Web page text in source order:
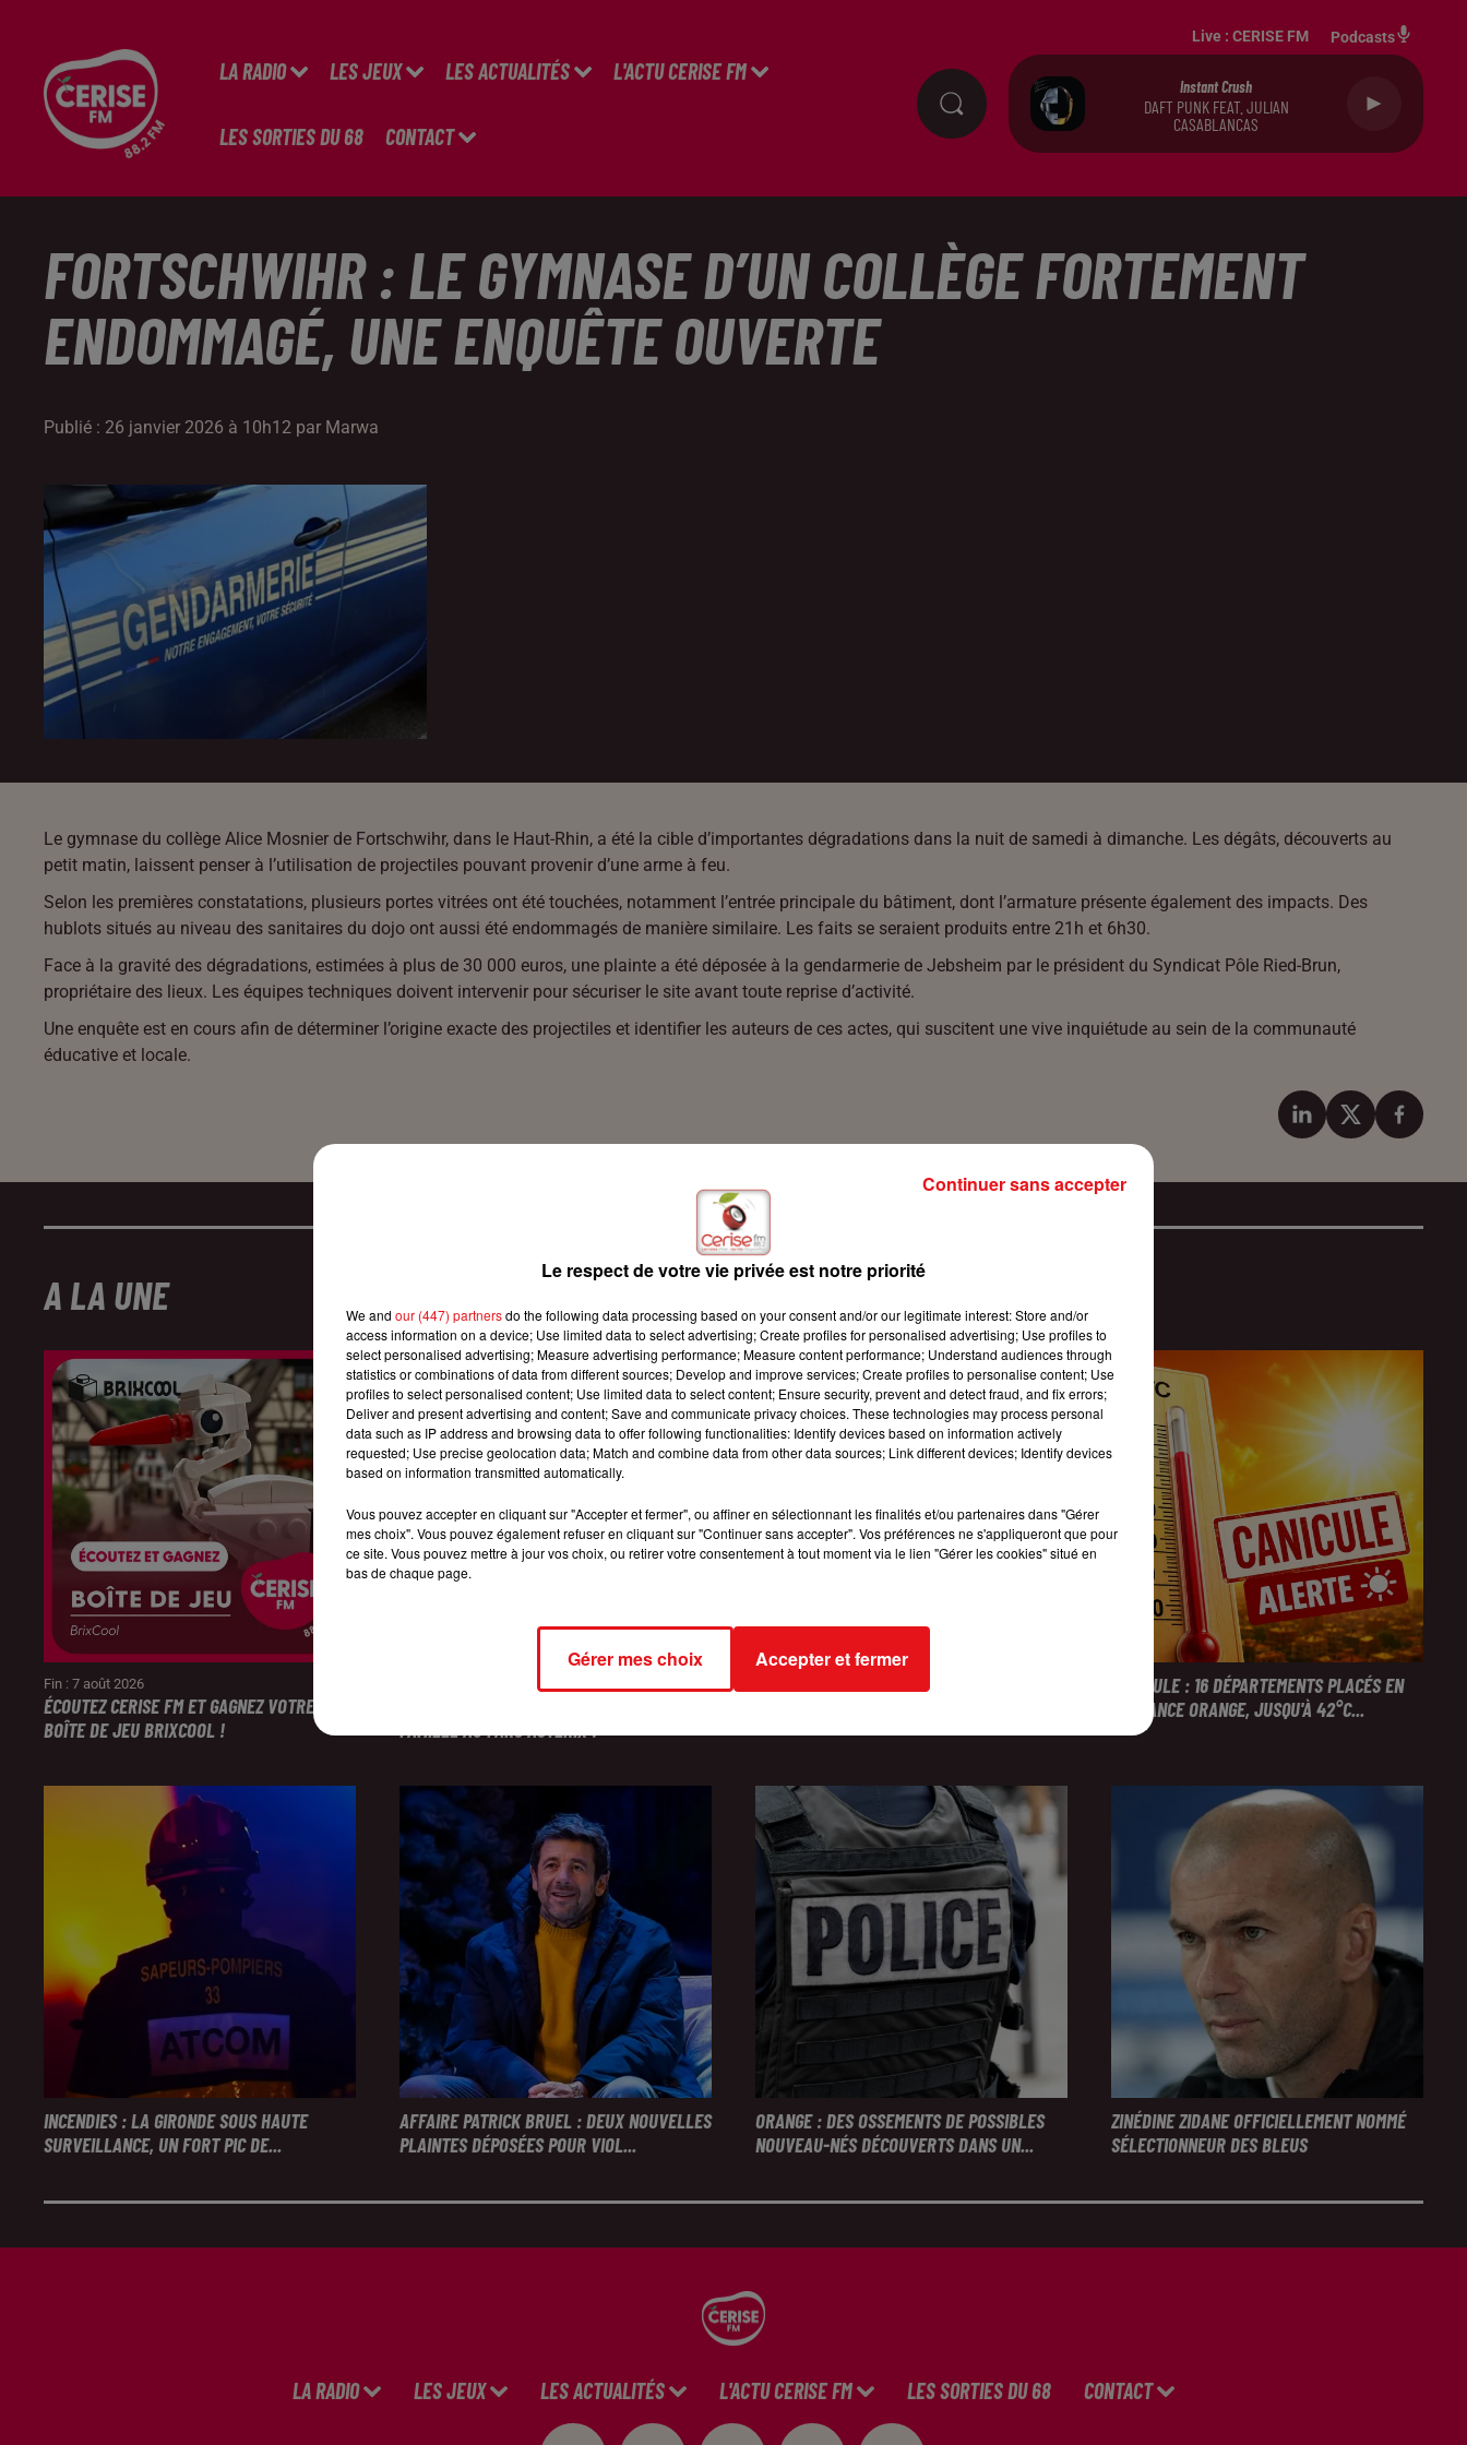
LA RADIO LES JEUX LES ACTUALITÉS L'ACTU CERISE FM
LES SORTIES DU 68 CONTACT
Live : CERISE FM Podcasts
Instant Crush
DAFT PUNK FEAT. JULIAN
CASABLANCAS
FORTSCHWIHR : LE GYMNASE D’UN COLLÈGE FORTEMENT
ENDOMMAGÉ, UNE ENQUÊTE OUVERTE
Publié : 26 janvier 2026 à 10h12 par Marwa
Le gymnase du collège Alice Mosnier de Fortschwihr, dans le Haut-Rhin, a été la cible d’importantes dégradations dans la nuit de samedi à dimanche. Les dégâts, découverts au
petit matin, laissent penser à l’utilisation de projectiles pouvant provenir d’une arme à feu.
Selon les premières constatations, plusieurs portes vitrées ont été touchées, notamment l’entrée principale du bâtiment, dont l’armature présente également des impacts. Des
hublots situés au niveau des sanitaires du dojo ont aussi été endommagés de manière similaire. Les faits se seraient produits entre 21h et 6h30.
Face à la gravité des dégradations, estimées à plus de 30 000 euros, une plainte a été déposée à la gendarmerie de Jebsheim par le président du Syndicat Pôle Ried-Brun,
propriétaire des lieux. Les équipes techniques doivent intervenir pour sécuriser le site avant toute reprise d’activité.
Une enquête est en cours afin de déterminer l’origine exacte des projectiles et identifier les auteurs de ces actes, qui suscitent une vive inquiétude au sein de la communauté
éducative et locale.
A LA UNE
Fin : 7 août 2026
ÉCOUTEZ CERISE FM ET GAGNEZ VOTRE
BOÎTE DE JEU BRIXCOOL !
FAMILLE AU PARC ASTÉRIX !
INCENDIES : 184 PERSONNES INTERPELLÉES
CANICULE : 16 DÉPARTEMENTS PLACÉS EN
VIGILANCE ORANGE, JUSQU'À 42°C...
INCENDIES : LA GIRONDE SOUS HAUTE
SURVEILLANCE, UN FORT PIC DE...
AFFAIRE PATRICK BRUEL : DEUX NOUVELLES
PLAINTES DÉPOSÉES POUR VIOL...
ORANGE : DES OSSEMENTS DE POSSIBLES
NOUVEAU-NÉS DÉCOUVERTS DANS UN...
ZINÉDINE ZIDANE OFFICIELLEMENT NOMMÉ
SÉLECTIONNEUR DES BLEUS
LA RADIO LES JEUX LES ACTUALITÉS L'ACTU CERISE FM LES SORTIES DU 68 CONTACT
Le respect de votre vie privée est notre priorité
We and our (447) partnersdo the following data processing based on your consent and/or our legitimate interest: Store and/or
access information on a device; Use limited data to select advertising; Create profiles for personalised advertising; Use profiles to
select personalised advertising; Measure advertising performance; Measure content performance; Understand audiences through
statistics or combinations of data from different sources; Develop and improve services; Create profiles to personalise content; Use
profiles to select personalised content; Use limited data to select content; Ensure security, prevent and detect fraud, and fix errors;
Deliver and present advertising and content; Save and communicate privacy choices. These technologies may process personal
data such as IP address and browsing data to offer following functionalities: Identify devices based on information actively
requested; Use precise geolocation data; Match and combine data from other data sources; Link different devices; Identify devices
based on information transmitted automatically.
Vous pouvez accepter en cliquant sur "Accepter et fermer", ou affiner en sélectionnant les finalités et/ou partenaires dans "Gérer
mes choix". Vous pouvez également refuser en cliquant sur "Continuer sans accepter". Vos préférences ne s'appliqueront que pour
ce site. Vous pouvez mettre à jour vos choix, ou retirer votre consentement à tout moment via le lien "Gérer les cookies" situé en
bas de chaque page.
Gérer mes choix Accepter et fermer
Continuer sans accepter